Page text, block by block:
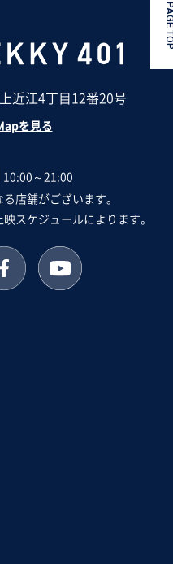
近江4丁目12番20号
を見る
10:00～21:00
店舗がございます。
スケジュールによります。